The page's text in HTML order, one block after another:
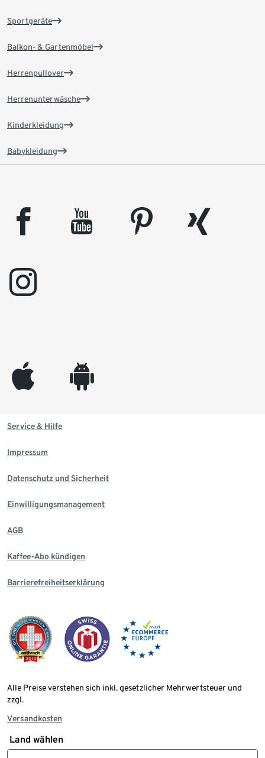
Sportgeräte
Balkon- & Gartenmöbel
Herrenpullover
Herrenunterwäsche
Kinderkleidung
Babykleidung
facebook youtube pinterest
xing
instagram
appleinc android
Service & Hilfe
Impressum
Datenschutz und Sicherheit
Einwilligungsmanagement
AGB
Kaffee-Abo kündigen
Barrierefreiheitserklärung
Alle Preise verstehen sich inkl. gesetzlicher Mehrwertsteuer und
zzgl.
Versandkosten
Land wählen